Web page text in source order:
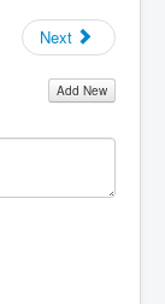
Next
Add New